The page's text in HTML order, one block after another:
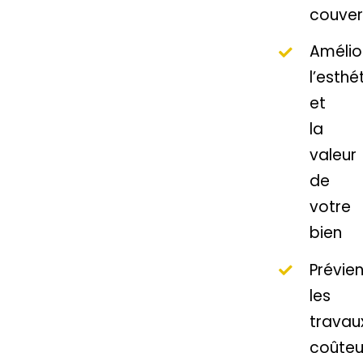
et
la
valeur
de
votre
bien
les